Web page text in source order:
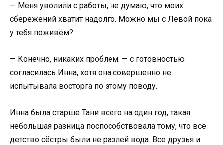
— Меня уволили с работы, не думаю, что моих
сбережений хватит надолго. Можно мы с Лёвой пока
у тебя поживём?
— Конечно, никаких проблем. — с готовностью
согласилась Инна, хотя она совершенно не
испытывала восторга по этому поводу.
Инна была старше Тани всего на один год, такая
небольшая разница поспособствовала тому, что всё
детство сёстры были не разлей вода. Все друзья и